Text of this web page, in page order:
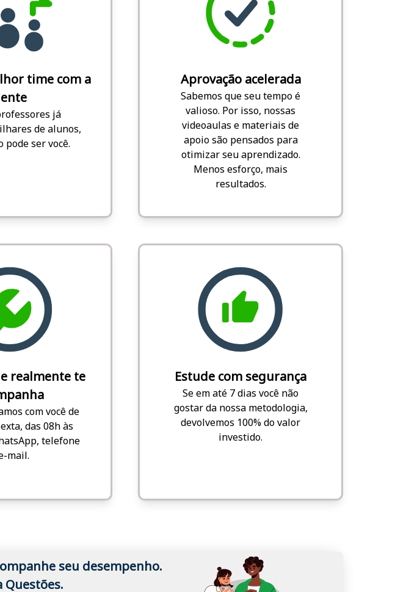
time com a
já
de alunos,
pode ser você.
Aprovação acelerada
Sabemos que seu tempo é
valioso. Por isso, nossas
videoaulas e materiais de
apoio são pensados para
otimizar seu aprendizado.
Menos esforço, mais
resultados.
realmente te
com você de
das 08h às
telefone
mail.
Estude com segurança
Se em até 7 dias você não
gostar da nossa metodologia,
devolvemos 100% do valor
investido.
seu desempenho.
Questões.